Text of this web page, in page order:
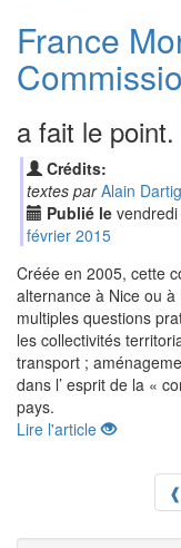
France
a fait le point.
Crédits:
textes par Alain
Publié le vendredi
février 2015
Créée en 2005, cette
alternance à Nice ou
multiples questions
les collectivités
transport ;
dans l’ esprit de la «
pays.
Lire l'article
❰